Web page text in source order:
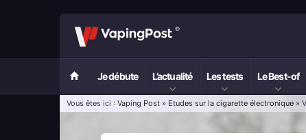
Je débute L’actualité Les tests Le Best-of
Vous êtes ici : Vaping Post » Etudes sur la cigarette électronique »